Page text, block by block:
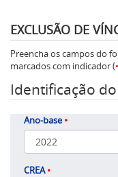
EXCLUSÃO DE
Preencha os campos do
marcados com indicador (•
Identificação
Ano-base•
CREA•